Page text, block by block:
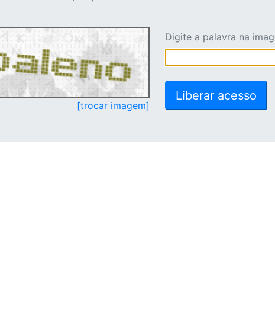
[trocar imagem]
Digite a palavra na